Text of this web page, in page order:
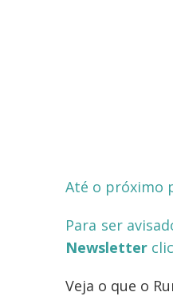
Até o próximo
Para ser
Newsletter
Veja o que o